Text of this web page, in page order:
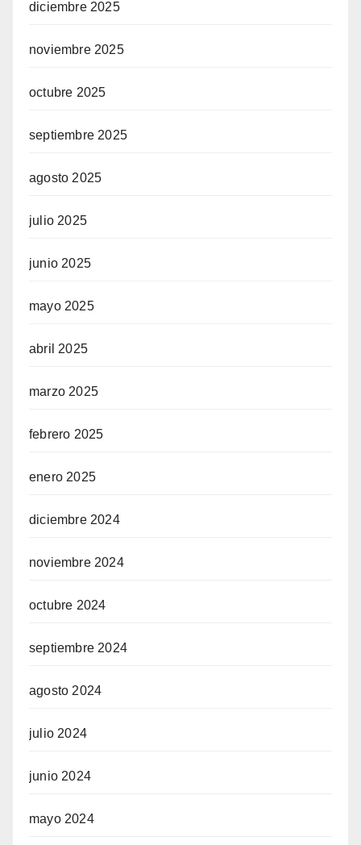
diciembre 2025
noviembre 2025
octubre 2025
septiembre 2025
agosto 2025
julio 2025
junio 2025
mayo 2025
abril 2025
marzo 2025
febrero 2025
enero 2025
diciembre 2024
noviembre 2024
octubre 2024
septiembre 2024
agosto 2024
julio 2024
junio 2024
mayo 2024